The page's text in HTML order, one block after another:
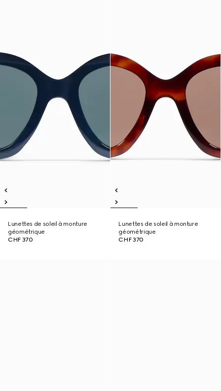
Lunettes de soleil à monture
géométrique
CHF 370
Lunettes de soleil à monture
géométrique
CHF 370